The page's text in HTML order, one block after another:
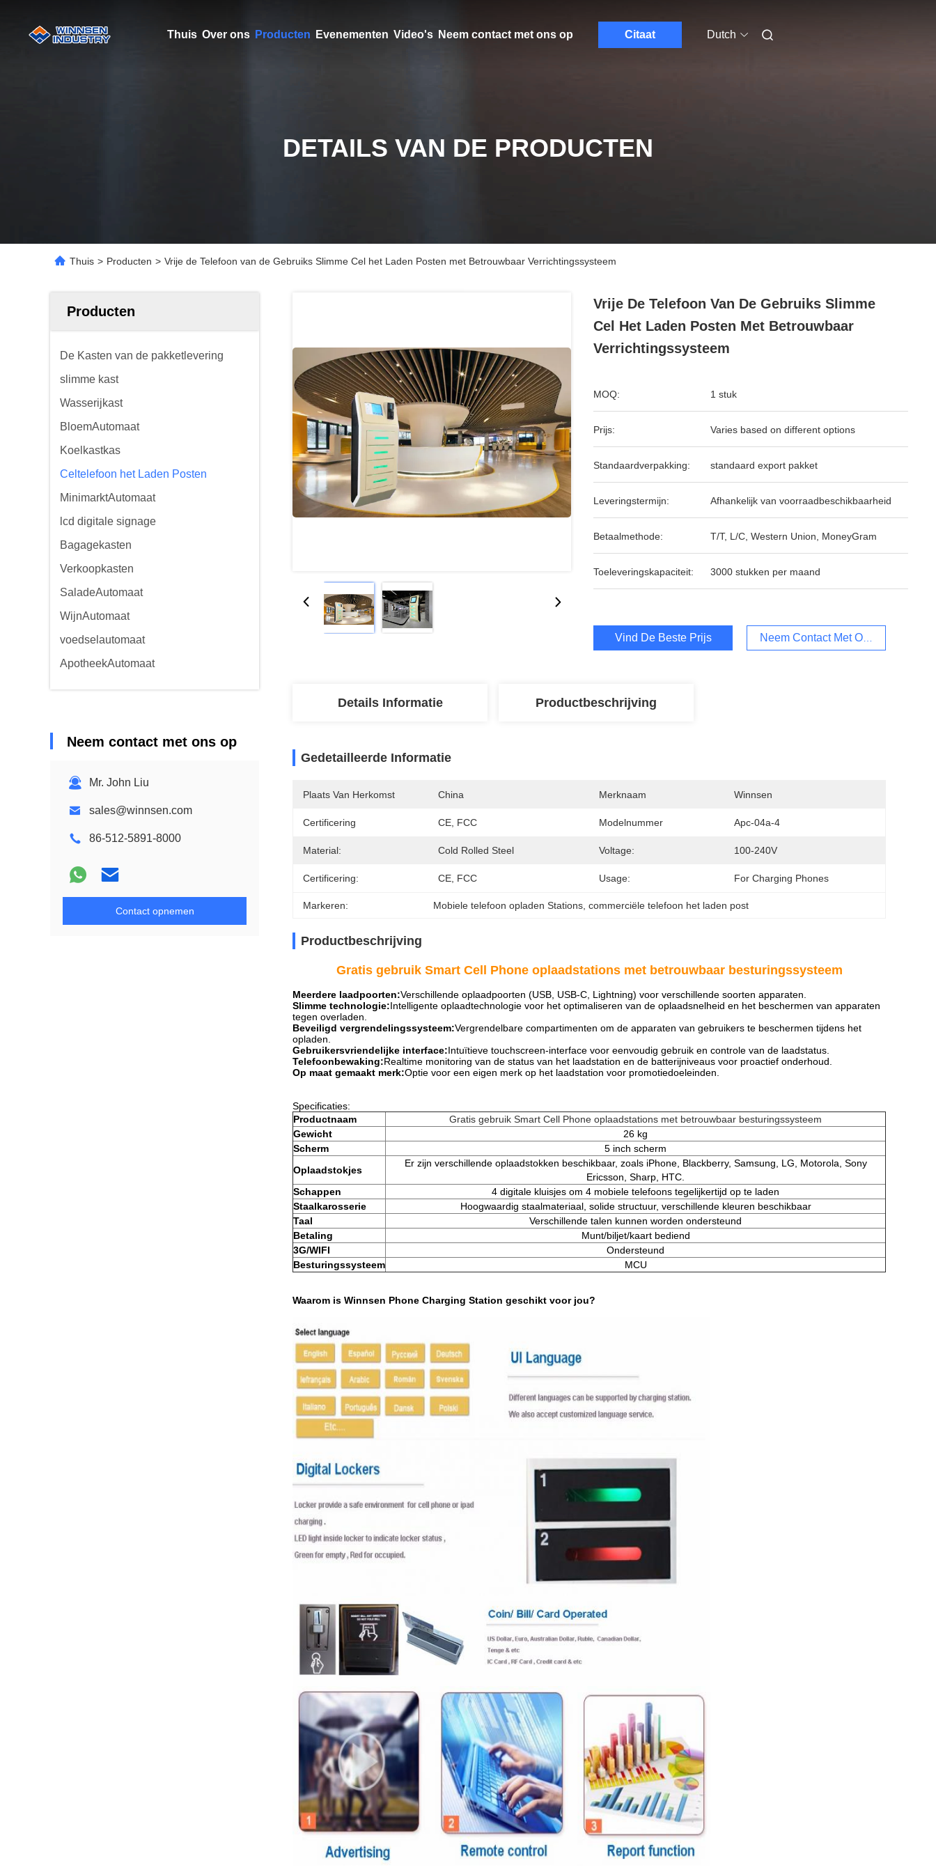
Thuis Over ons Producten Evenementen Video's Neem contact met ons op Citaat Dutch
DETAILS VAN DE PRODUCTEN
Thuis > Producten > Vrije de Telefoon van de Gebruiks Slimme Cel het Laden Posten met Betrouwbaar Verrichtingssysteem
Producten
De Kasten van de pakketlevering
slimme kast
Wasserijkast
BloemAutomaat
Koelkastkas
Celtelefoon het Laden Posten
MinimarktAutomaat
lcd digitale signage
Bagagekasten
Verkoopkasten
SaladeAutomaat
WijnAutomaat
voedselautomaat
ApotheekAutomaat
Neem contact met ons op
Mr. John Liu
sales@winnsen.com
86-512-5891-8000
Contact opnemen
Vrije De Telefoon Van De Gebruiks Slimme
Cel Het Laden Posten Met Betrouwbaar
Verrichtingssysteem
MOQ: 1 stuk
Prijs: Varies based on different options
Standaardverpakking: standaard export pakket
Leveringstermijn: Afhankelijk van voorraadbeschikbaarheid
Betaalmethode: T/T, L/C, Western Union, MoneyGram
Toeleveringskapaciteit: 3000 stukken per maand
Vind De Beste Prijs Neem Contact Met Ons Op
Details Informatie Productbeschrijving
Gedetailleerde Informatie
Plaats Van Herkomst China Merknaam Winnsen
Certificering CE, FCC Modelnummer Apc-04a-4
Material: Cold Rolled Steel Voltage: 100-240V
Certificering: CE, FCC Usage: For Charging Phones
Markeren: Mobiele telefoon opladen Stations , commerciële telefoon het laden post
Productbeschrijving
Gratis gebruik Smart Cell Phone oplaadstations met betrouwbaar besturingssysteem
Meerdere laadpoorten:Verschillende oplaadpoorten (USB, USB-C, Lightning) voor verschillende soorten apparaten.
Slimme technologie:Intelligente oplaadtechnologie voor het optimaliseren van de oplaadsnelheid en het beschermen van apparaten
tegen overladen.
Beveiligd vergrendelingssysteem:Vergrendelbare compartimenten om de apparaten van gebruikers te beschermen tijdens het
opladen.
Gebruikersvriendelijke interface:Intuïtieve touchscreen-interface voor eenvoudig gebruik en controle van de laadstatus.
Telefoonbewaking:Realtime monitoring van de status van het laadstation en de batterijniveaus voor proactief onderhoud.
Op maat gemaakt merk:Optie voor een eigen merk op het laadstation voor promotiedoeleinden.
Specificaties:
Productnaam
Gratis gebruik Smart Cell Phone oplaadstations met betrouwbaar besturingssysteem
Gewicht
26 kg
Scherm
5 inch scherm
Oplaadstokjes
Er zijn verschillende oplaadstokken beschikbaar, zoals iPhone, Blackberry, Samsung, LG, Motorola, Sony
Ericsson, Sharp, HTC.
Schappen
4 digitale kluisjes om 4 mobiele telefoons tegelijkertijd op te laden
Staalkarosserie
Hoogwaardig staalmateriaal, solide structuur, verschillende kleuren beschikbaar
Taal
Verschillende talen kunnen worden ondersteund
Betaling
Munt/biljet/kaart bediend
3G/WIFI
Ondersteund
Besturingssysteem
MCU
Waarom is Winnsen Phone Charging Station geschikt voor jou?